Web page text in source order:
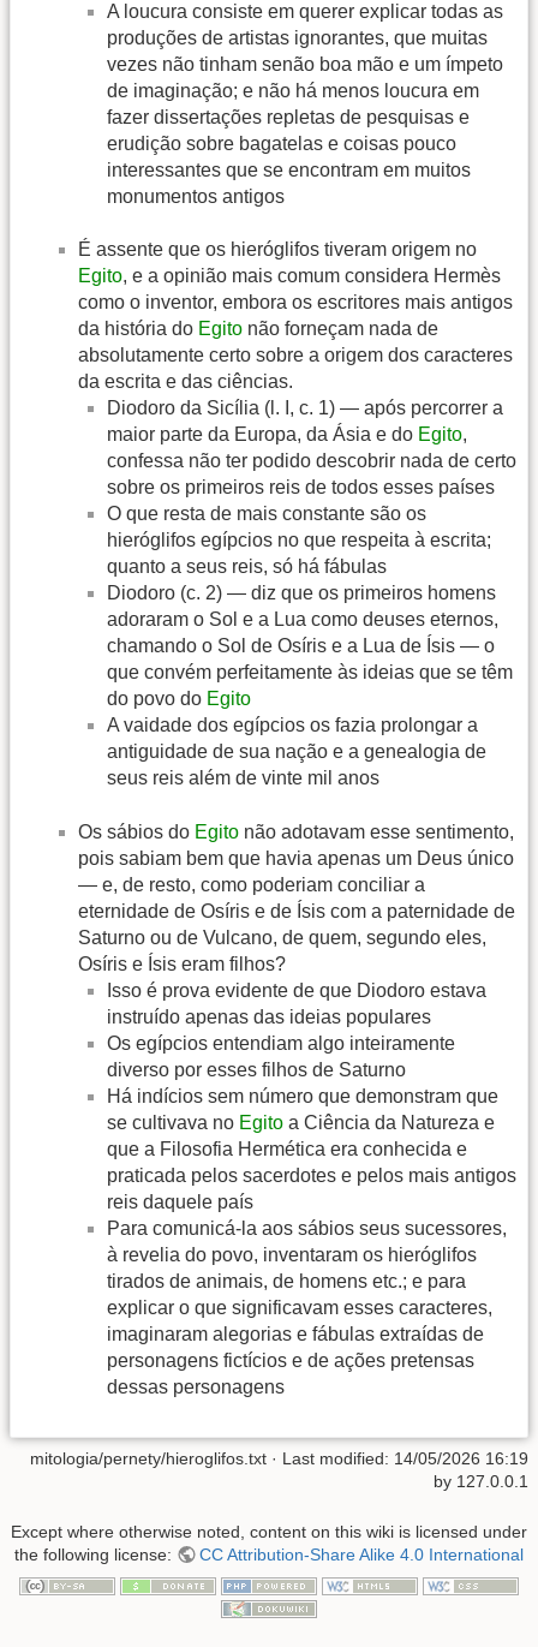
A loucura consiste em querer explicar todas as
produções de artistas ignorantes, que muitas
vezes não tinham senão boa mão e um ímpeto
de imaginação; e não há menos loucura em
fazer dissertações repletas de pesquisas e
erudição sobre bagatelas e coisas pouco
interessantes que se encontram em muitos
monumentos antigos
É assente que os hieróglifos tiveram origem no
Egito, e a opinião mais comum considera Hermès
como o inventor, embora os escritores mais antigos
da história do Egito não forneçam nada de
absolutamente certo sobre a origem dos caracteres
da escrita e das ciências.
Diodoro da Sicília (l. I, c. 1) — após percorrer a
maior parte da Europa, da Ásia e do Egito,
confessa não ter podido descobrir nada de certo
sobre os primeiros reis de todos esses países
O que resta de mais constante são os
hieróglifos egípcios no que respeita à escrita;
quanto a seus reis, só há fábulas
Diodoro (c. 2) — diz que os primeiros homens
adoraram o Sol e a Lua como deuses eternos,
chamando o Sol de Osíris e a Lua de Ísis — o
que convém perfeitamente às ideias que se têm
do povo do Egito
A vaidade dos egípcios os fazia prolongar a
antiguidade de sua nação e a genealogia de
seus reis além de vinte mil anos
Os sábios do Egito não adotavam esse sentimento,
pois sabiam bem que havia apenas um Deus único
— e, de resto, como poderiam conciliar a
eternidade de Osíris e de Ísis com a paternidade de
Saturno ou de Vulcano, de quem, segundo eles,
Osíris e Ísis eram filhos?
Isso é prova evidente de que Diodoro estava
instruído apenas das ideias populares
Os egípcios entendiam algo inteiramente
diverso por esses filhos de Saturno
Há indícios sem número que demonstram que
se cultivava no Egito a Ciência da Natureza e
que a Filosofia Hermética era conhecida e
praticada pelos sacerdotes e pelos mais antigos
reis daquele país
Para comunicá-la aos sábios seus sucessores,
à revelia do povo, inventaram os hieróglifos
tirados de animais, de homens etc.; e para
explicar o que significavam esses caracteres,
imaginaram alegorias e fábulas extraídas de
personagens fictícios e de ações pretensas
dessas personagens
mitologia/pernety/hieroglifos.txt · Last modified: 14/05/2026 16:19
by 127.0.0.1
Except where otherwise noted, content on this wiki is licensed under
the following license:
CC Attribution-Share Alike 4.0 International